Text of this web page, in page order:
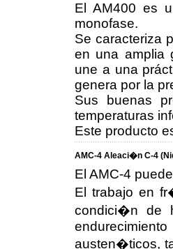
El AM400 es
monofase.
Se caracteriza
en una amplia
une a una
genera por la
Sus buenas
temperaturas
Este producto
AMC-4 Aleaci�n C-4
El AMC-4
El trabajo en
condici�n de
austen�ticos,